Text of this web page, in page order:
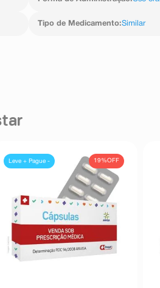
Tipo de Medicamento:Similar
19%OFF
Leve + Pague -